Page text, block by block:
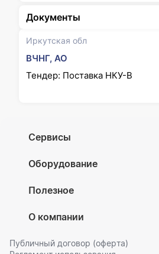
Иркутская обл
ВЧНГ, АО
Тендер: Поставка НКУ-В
Документы
Сервисы
Оборудование
Полезное
О компании
Публичный договор (оферта)